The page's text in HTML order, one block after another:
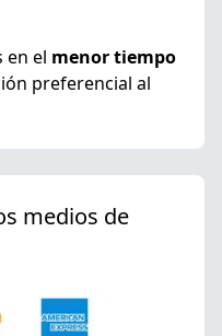
en el menor tiempo
preferencial al
medios de